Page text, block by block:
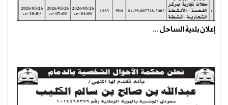
إعلان بلدية الساحل ...